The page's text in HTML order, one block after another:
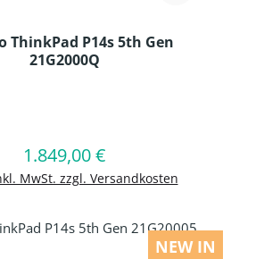
ThinkPad P14s 5th Gen
21G2000Q
Regulärer Preis:
1.849,00 €
MwSt. zzgl. Versandkosten
In den Warenkorb
NEW IN